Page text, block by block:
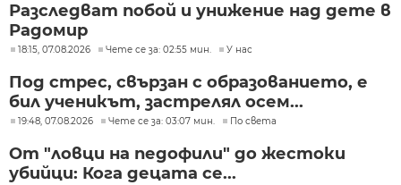
Разследват побой и унижение над дете в
Радомир
18:15, 07.08.2026 Чете се за: 02:55 мин. У нас
Под стрес, свързан с образованието, е
бил ученикът, застрелял осем...
19:48, 07.08.2026 Чете се за: 03:07 мин. По света
От "ловци на педофили" до жестоки
убийци: Кога децата се...